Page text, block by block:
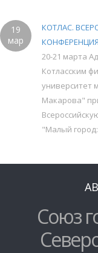
19
мар
КОТЛАС.
20-21 марта
Котласским
университет
Макарова"
"Малый
Союз